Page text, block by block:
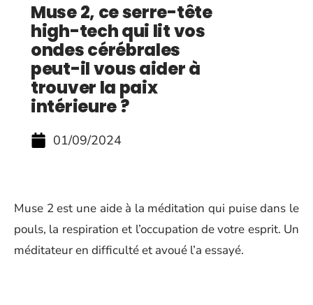
Muse 2, ce serre-tête
high-tech qui lit vos
ondes cérébrales
peut-il vous aider à
trouver la paix
intérieure ?
01/09/2024
Muse 2 est une aide à la méditation qui puise dans le
pouls, la respiration et l’occupation de votre esprit. Un
méditateur en difficulté et avoué l’a essayé.